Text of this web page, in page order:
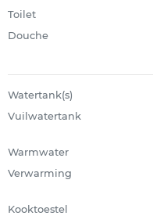
Toilet
Douche
Watertank(s)
Vuilwatertank
Warmwater
Verwarming
Kooktoestel